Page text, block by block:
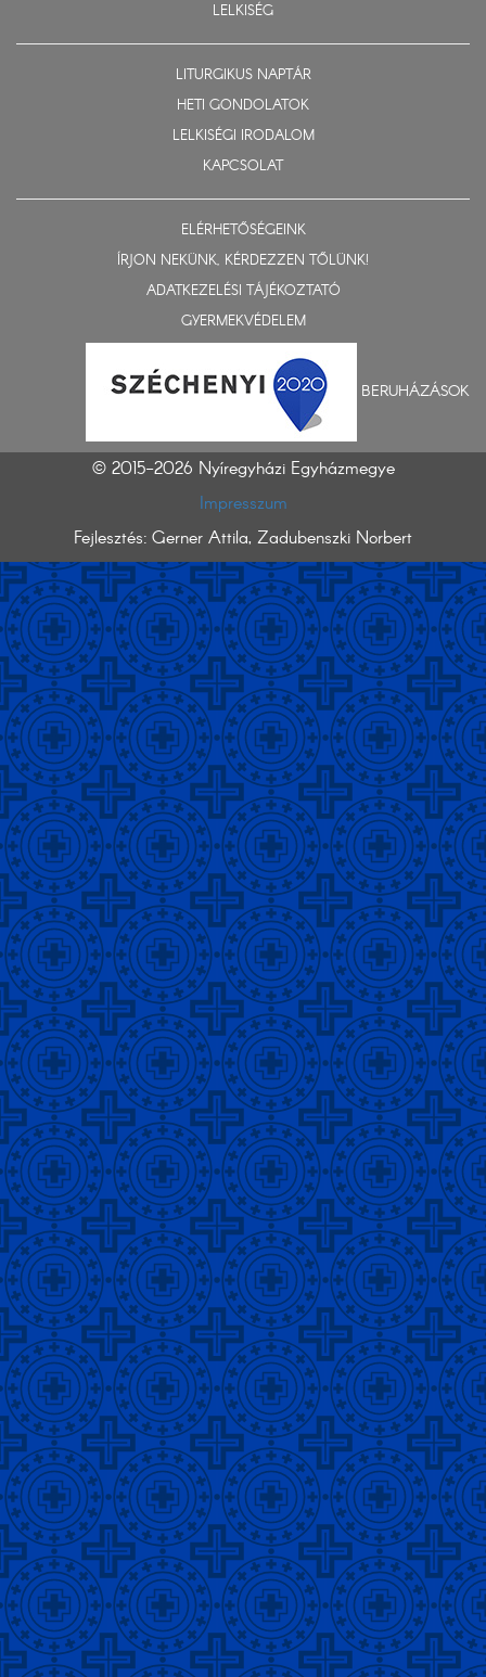
LELKISÉG
LITURGIKUS NAPTÁR
HETI GONDOLATOK
LELKISÉGI IRODALOM
KAPCSOLAT
ELÉRHETŐSÉGEINK
ÍRJON NEKÜNK, KÉRDEZZEN TŐLÜNK!
ADATKEZELÉSI TÁJÉKOZTATÓ
GYERMEKVÉDELEM
BERUHÁZÁSOK
© 2015-2026 Nyíregyházi Egyházmegye
Impresszum
Fejlesztés: Gerner Attila, Zadubenszki Norbert